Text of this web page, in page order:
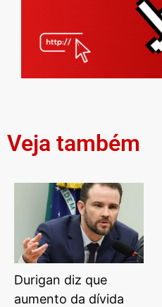
Veja também
Durigan diz que
aumento da dívida